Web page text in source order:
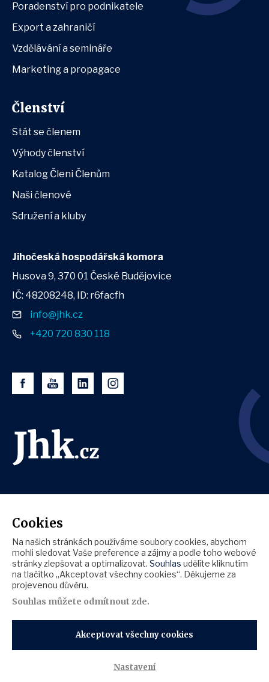
Poradenství pro podnikatele
Export a zahraničí
Vzdělávání a semináře
Marketing a propagace
Členství
Stát se členem
Výhody členství
Katalog Členi Členům
Naši členové
Sdružení a kluby
Jihočeská hospodářská komora
Husova 9, 370 01 České Budějovice
IČ: 48208248, ID: r6facfh
info@jhk.cz
+420 720 830 118
Copyright © 2026 Jihočeská hospodářská komora |
Cookies
Na našich stránkách používáme soubory cookies, abychom
mohli sledovat Vaše preference a zájmy a podle toho webové
stránky zlepšovat a optimalizovat. Souhlas udělíte kliknutím
na tlačítko „Akceptovat všechny cookies“. Děkujeme za
projevenou důvěru.
Souhlas můžete odmítnout zde.
Akceptovat všechny cookies
Nastavení